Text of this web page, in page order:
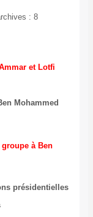
:
et Lotfi
Mohammed
à Ben
présidentielles